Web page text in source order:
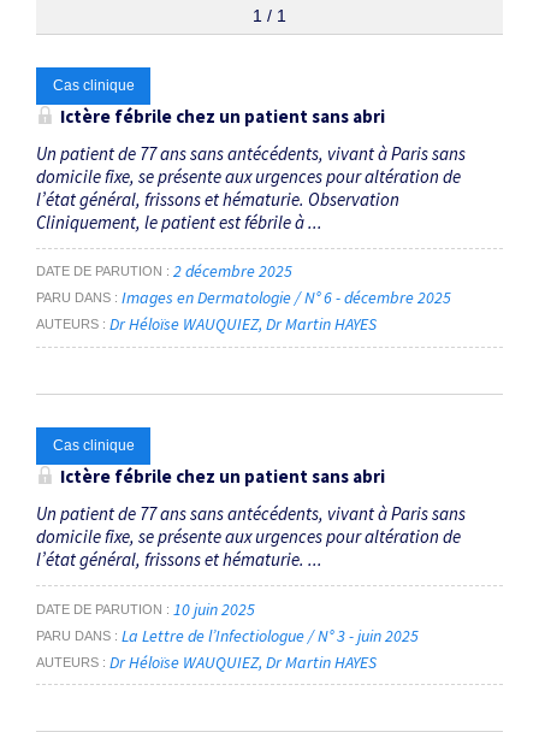
ictère ×
Dates
Du
1 / 1
Cas clinique
Ictère fébrile chez un patient sans abri
Un patient de 77 ans sans antécédents, vivant à Paris sans
domicile fixe, se présente aux urgences pour altération de
l’état général, frissons et hématurie. Observation
Cliniquement, le patient est fébrile à ...
DATE DE PARUTION 2 décembre 2025
PARU DANS Images en Dermatologie / N° 6 - décembre 2025
AUTEURS Dr Héloïse WAUQUIEZ Dr Martin HAYES
Cas clinique
Ictère fébrile chez un patient sans abri
Un patient de 77 ans sans antécédents, vivant à Paris sans
domicile fixe, se présente aux urgences pour altération de
l’état général, frissons et hématurie. ...
DATE DE PARUTION 10 juin 2025
PARU DANS La Lettre de l’Infectiologue / N° 3 - juin 2025
AUTEURS Dr Héloïse WAUQUIEZ Dr Martin HAYES